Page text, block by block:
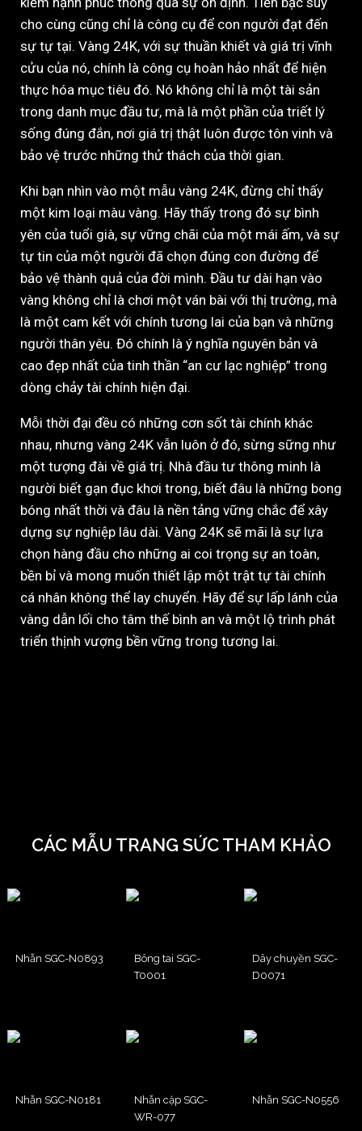
cho cùng cũng chỉ là công cụ để con người đạt đến
sự tự tại. Vàng 24K, với sự thuần khiết và giá trị vĩnh
cửu của nó, chính là công cụ hoàn hảo nhất để hiện
thực hóa mục tiêu đó. Nó không chỉ là một tài sản
trong danh mục đầu tư, mà là một phần của triết lý
sống đúng đắn, nơi giá trị thật luôn được tôn vinh và
bảo vệ trước những thử thách của thời gian.
Khi bạn nhìn vào một mẫu vàng 24K, đừng chỉ thấy
một kim loại màu vàng. Hãy thấy trong đó sự bình
yên của tuổi già, sự vững chãi của một mái ấm, và sự
tự tin của một người đã chọn đúng con đường để
bảo vệ thành quả của đời mình. Đầu tư dài hạn vào
vàng không chỉ là chơi một ván bài với thị trường, mà
là một cam kết với chính tương lai của bạn và những
người thân yêu. Đó chính là ý nghĩa nguyên bản và
cao đẹp nhất của tinh thần “an cư lạc nghiệp” trong
dòng chảy tài chính hiện đại.
Mỗi thời đại đều có những cơn sốt tài chính khác
nhau, nhưng vàng 24K vẫn luôn ở đó, sừng sững như
một tượng đài về giá trị. Nhà đầu tư thông minh là
người biết gạn đục khơi trong, biết đâu là những bong
bóng nhất thời và đâu là nền tảng vững chắc để xây
dựng sự nghiệp lâu dài. Vàng 24K sẽ mãi là sự lựa
chọn hàng đầu cho những ai coi trọng sự an toàn,
bền bỉ và mong muốn thiết lập một trật tự tài chính
cá nhân không thể lay chuyển. Hãy để sự lấp lánh của
vàng dẫn lối cho tâm thế bình an và một lộ trình phát
triển thịnh vượng bền vững trong tương lai.
CÁC MẪU TRANG SỨC THAM KHẢO
Nhẫn SGC-N0893
Bông tai SGC-
T0001
Dây chuyền SGC-
D0071
Nhẫn SGC-N0181
Nhẫn cặp SGC-
WR-077
Nhẫn SGC-N0556